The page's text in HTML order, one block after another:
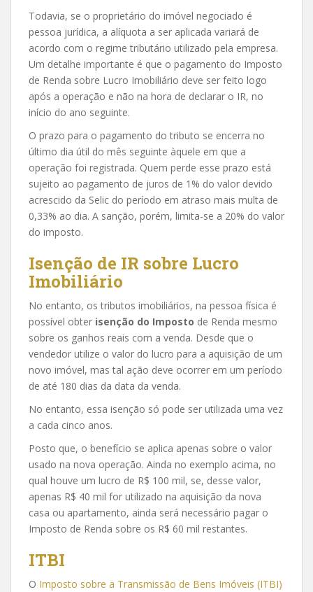
Todavia, se o proprietário do imóvel negociado é
pessoa jurídica, a alíquota a ser aplicada variará de
acordo com o regime tributário utilizado pela empresa.
Um detalhe importante é que o pagamento do Imposto
de Renda sobre Lucro Imobiliário deve ser feito logo
após a operação e não na hora de declarar o IR, no
início do ano seguinte.
O prazo para o pagamento do tributo se encerra no
último dia útil do mês seguinte àquele em que a
operação foi registrada. Quem perde esse prazo está
sujeito ao pagamento de juros de 1% do valor devido
acrescido da Selic do período em atraso mais multa de
0,33% ao dia. A sanção, porém, limita-se a 20% do valor
do imposto.
Isenção de IR sobre Lucro
Imobiliário
No entanto, os tributos imobiliários, na pessoa física é
possível obter isenção do Imposto de Renda mesmo
sobre os ganhos reais com a venda. Desde que o
vendedor utilize o valor do lucro para a aquisição de um
novo imóvel, mas tal ação deve ocorrer em um período
de até 180 dias da data da venda.
No entanto, essa isenção só pode ser utilizada uma vez
a cada cinco anos.
Posto que, o benefício se aplica apenas sobre o valor
usado na nova operação. Ainda no exemplo acima, no
qual houve um lucro de R$ 100 mil, se, desse valor,
apenas R$ 40 mil for utilizado na aquisição da nova
casa ou apartamento, ainda será necessário pagar o
Imposto de Renda sobre os R$ 60 mil restantes.
ITBI
O Imposto sobre a Transmissão de Bens Imóveis (ITBI)